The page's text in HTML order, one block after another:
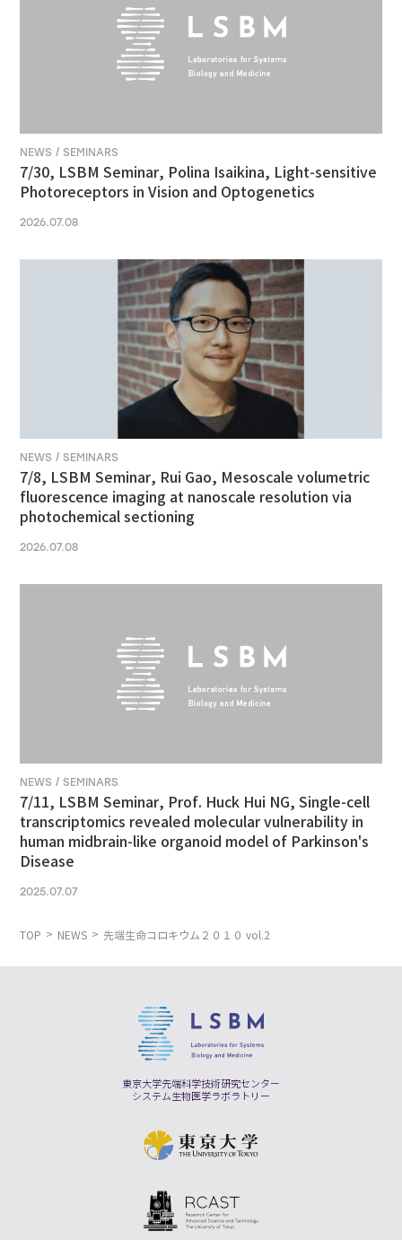
NEWS / SEMINARS
7/30, LSBM Seminar, Polina Isaikina, Light-sensitive
Photoreceptors in Vision and Optogenetics
2026.07.08
NEWS / SEMINARS
7/8, LSBM Seminar, Rui Gao, Mesoscale volumetric
fluorescence imaging at nanoscale resolution via
photochemical sectioning
2026.07.08
NEWS / SEMINARS
7/11, LSBM Seminar, Prof. Huck Hui NG, Single-cell
transcriptomics revealed molecular vulnerability in
human midbrain-like organoid model of Parkinson's
Disease
2025.07.07
TOP NEWS 先端生命コロキウム２０１０ vol.2
東京大学先端科学技術研究センター
システム生物医学ラボラトリー